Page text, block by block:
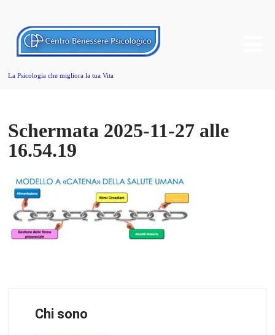
La Psicologia che migliora la tua Vita
Schermata 2025-11-27 alle
16.54.19
Chi sono